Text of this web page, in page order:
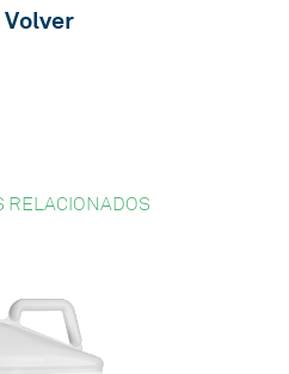
Volver
RELACIONADOS